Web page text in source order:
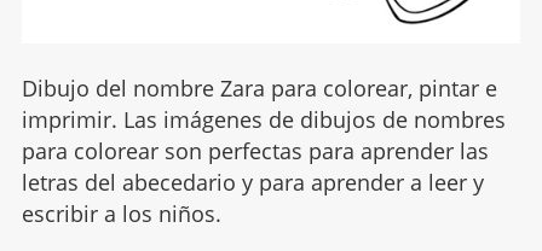
Dibujo del nombre Zara para colorear, pintar e
imprimir. Las imágenes de dibujos de nombres
para colorear son perfectas para aprender las
letras del abecedario y para aprender a leer y
escribir a los niños.